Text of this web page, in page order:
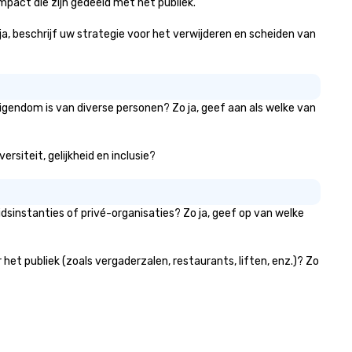
die zijn gedeeld met het publiek.
beschrijf uw strategie voor het verwijderen en scheiden van
is van diverse personen? Zo ja, geef aan als welke van
gelijkheid en inclusie?
of privé-organisaties? Zo ja, geef op van welke
publiek (zoals vergaderzalen, restaurants, liften, enz.)? Zo